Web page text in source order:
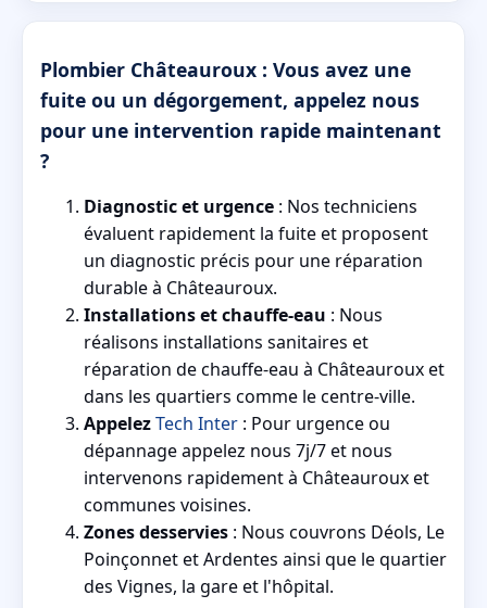
Plombier Châteauroux : Vous avez une
fuite ou un dégorgement, appelez nous
pour une intervention rapide maintenant
?
Diagnostic et urgence : Nos techniciens
évaluent rapidement la fuite et proposent
un diagnostic précis pour une réparation
durable à Châteauroux.
Installations et chauffe-eau : Nous
réalisons installations sanitaires et
réparation de chauffe-eau à Châteauroux et
dans les quartiers comme le centre-ville.
AppelezTech Inter : Pour urgence ou
dépannage appelez nous 7j/7 et nous
intervenons rapidement à Châteauroux et
communes voisines.
Zones desservies : Nous couvrons Déols, Le
Poinçonnet et Ardentes ainsi que le quartier
des Vignes, la gare et l'hôpital.